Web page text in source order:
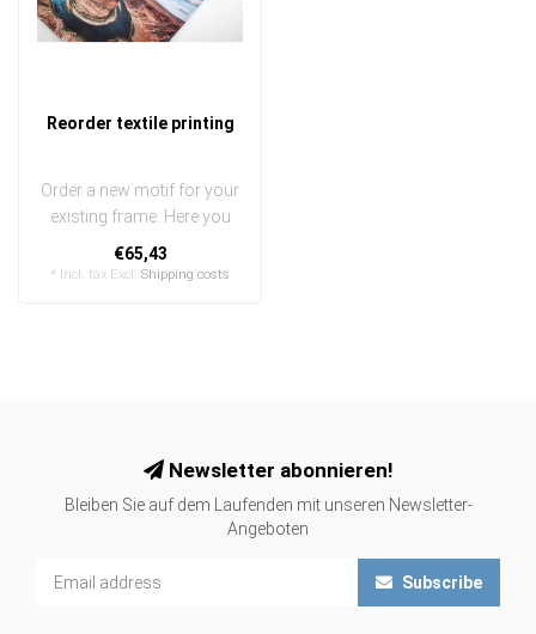
Reorder textile printing
Order a new motif for your
existing frame. Here you
can order new prints for
you..
€65,43
* Incl. tax Excl. Shipping costs
Newsletter abonnieren!
Bleiben Sie auf dem Laufenden mit unseren Newsletter-
Angeboten
Subscribe